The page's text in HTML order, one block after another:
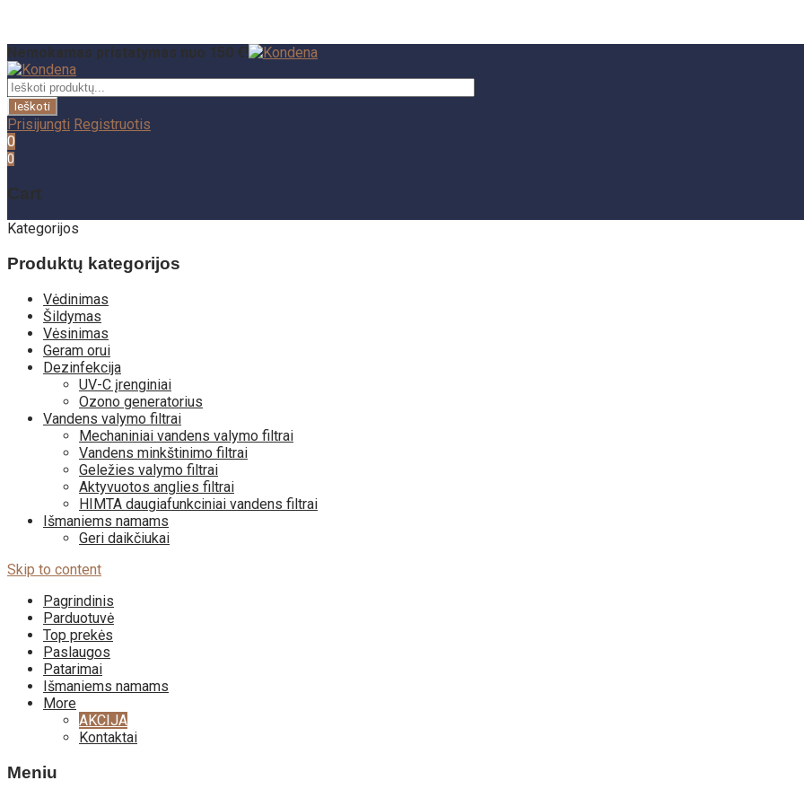
Nemokamas pristatymas nuo 150 €!
Prisijungti Registruotis
0
0
Cart
Kategorijos
Produktų kategorijos
Vėdinimas
Šildymas
Vėsinimas
Geram orui
Dezinfekcija
UV-C įrenginiai
Ozono generatorius
Vandens valymo filtrai
Mechaniniai vandens valymo filtrai
Vandens minkštinimo filtrai
Geležies valymo filtrai
Aktyvuotos anglies filtrai
HIMTA daugiafunkciniai vandens filtrai
Išmaniems namams
Geri daikčiukai
Skip to content
Pagrindinis
Parduotuvė
Top prekės
Paslaugos
Patarimai
Išmaniems namams
More
AKCIJA
Kontaktai
Meniu